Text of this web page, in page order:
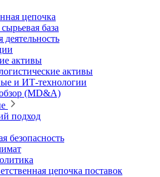
цепочка
сырьевая база
активы
активы
и ИТ‑технологии
(MD&A)
подход
безопасность
цепочка поставок